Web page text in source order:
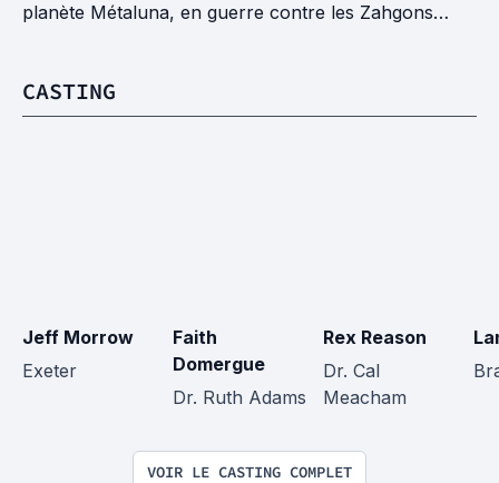
planète Métaluna, en guerre contre les Zahgons…
CASTING
Jeff Morrow
Exeter
Faith
Domergue
Dr. Ruth Adams
Rex Reason
Dr. Cal
Meacham
VOIR LE CASTING COMPLET